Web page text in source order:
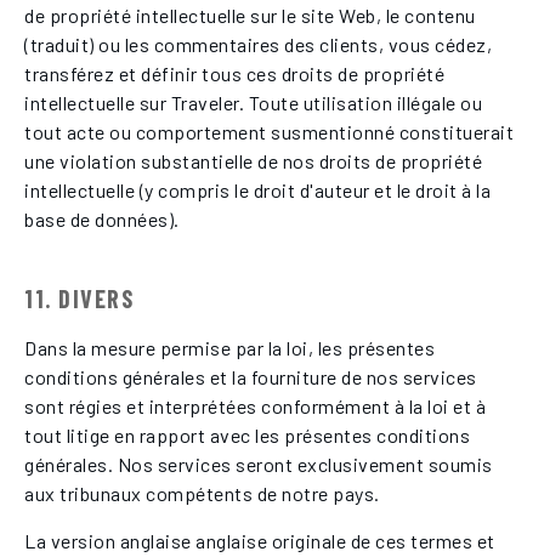
de propriété intellectuelle sur le site Web, le contenu
(traduit) ou les commentaires des clients, vous cédez,
transférez et définir tous ces droits de propriété
intellectuelle sur Traveler. Toute utilisation illégale ou
tout acte ou comportement susmentionné constituerait
une violation substantielle de nos droits de propriété
intellectuelle (y compris le droit d'auteur et le droit à la
base de données).
11. DIVERS
Dans la mesure permise par la loi, les présentes
conditions générales et la fourniture de nos services
sont régies et interprétées conformément à la loi et à
tout litige en rapport avec les présentes conditions
générales. Nos services seront exclusivement soumis
aux tribunaux compétents de notre pays.
La version anglaise anglaise originale de ces termes et